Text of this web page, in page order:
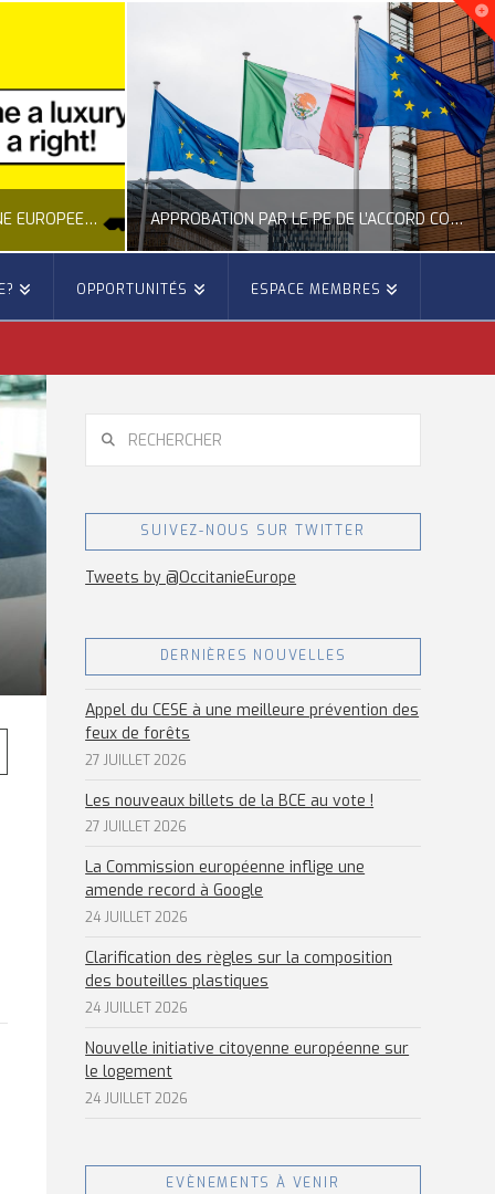
NOUVELLE INITIATIVE CITOYENNE EUROPÉENNE SUR LE LOGEMENT
LOGEMENT
APPROBATION PAR LE PE DE L’ACCORD COMMERCIAL ENTRE L’UE ET LE MEXIQUE
ACTION EXTÉRIEURE, ACTUALITÉ DE L'UNION EUROPÉENNE
JUILLET 22, 2026
OPPORTUNITÉS ESPACE MEMBRES
SUIVEZ-NOUS SUR TWITTER
Tweets by @OccitanieEurope
DERNIÈRES NOUVELLES
Appel du CESE à une meilleure prévention des
feux de forêts
27 JUILLET 2026
Les nouveaux billets de la BCE au vote !
27 JUILLET 2026
La Commission européenne inflige une
amende record à Google
24 JUILLET 2026
Clarification des règles sur la composition
des bouteilles plastiques
24 JUILLET 2026
Nouvelle initiative citoyenne européenne sur
le logement
24 JUILLET 2026
EVÈNEMENTS À VENIR